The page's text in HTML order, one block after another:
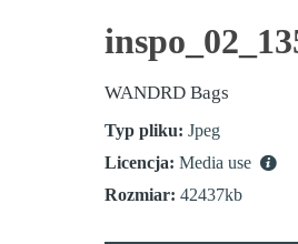
WANDRD Bags
Typ pliku: Jpeg
Licencja: Media use
Rozmiar: 42437kb